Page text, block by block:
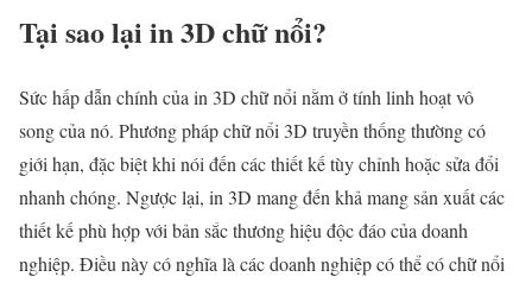
Tại sao lại in 3D chữ nổi?
Sức hấp dẫn chính của in 3D chữ nổi nằm ở tính linh hoạt vô
song của nó. Phương pháp chữ nổi 3D truyền thống thường có
giới hạn, đặc biệt khi nói đến các thiết kế tùy chỉnh hoặc sửa đổi
nhanh chóng. Ngược lại, in 3D mang đến khả mang sản xuất các
thiết kế phù hợp với bản sắc thương hiệu độc đáo của doanh
nghiệp. Điều này có nghĩa là các doanh nghiệp có thể có chữ nổi